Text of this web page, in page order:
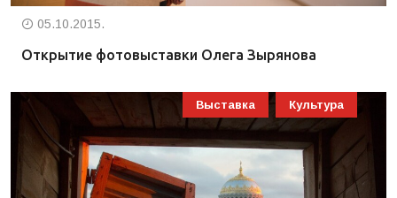
05.10.2015.
Открытие фотовыставки Олега Зырянова
Выставка Культура